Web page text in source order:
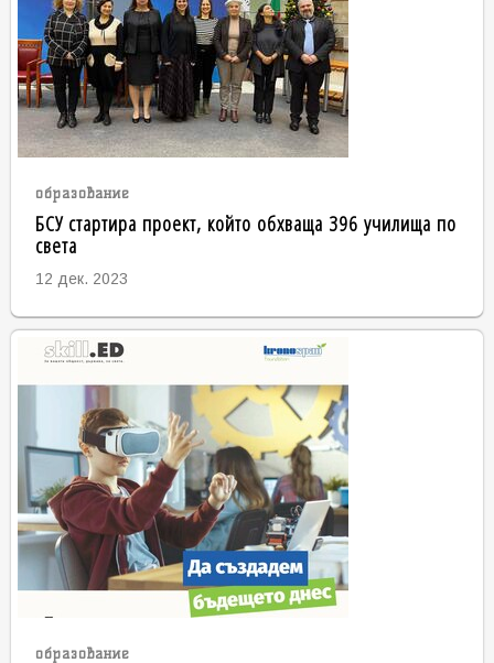
образование
БСУ стартира проект, който обхваща 396 училища по
света
12 дек. 2023
образование